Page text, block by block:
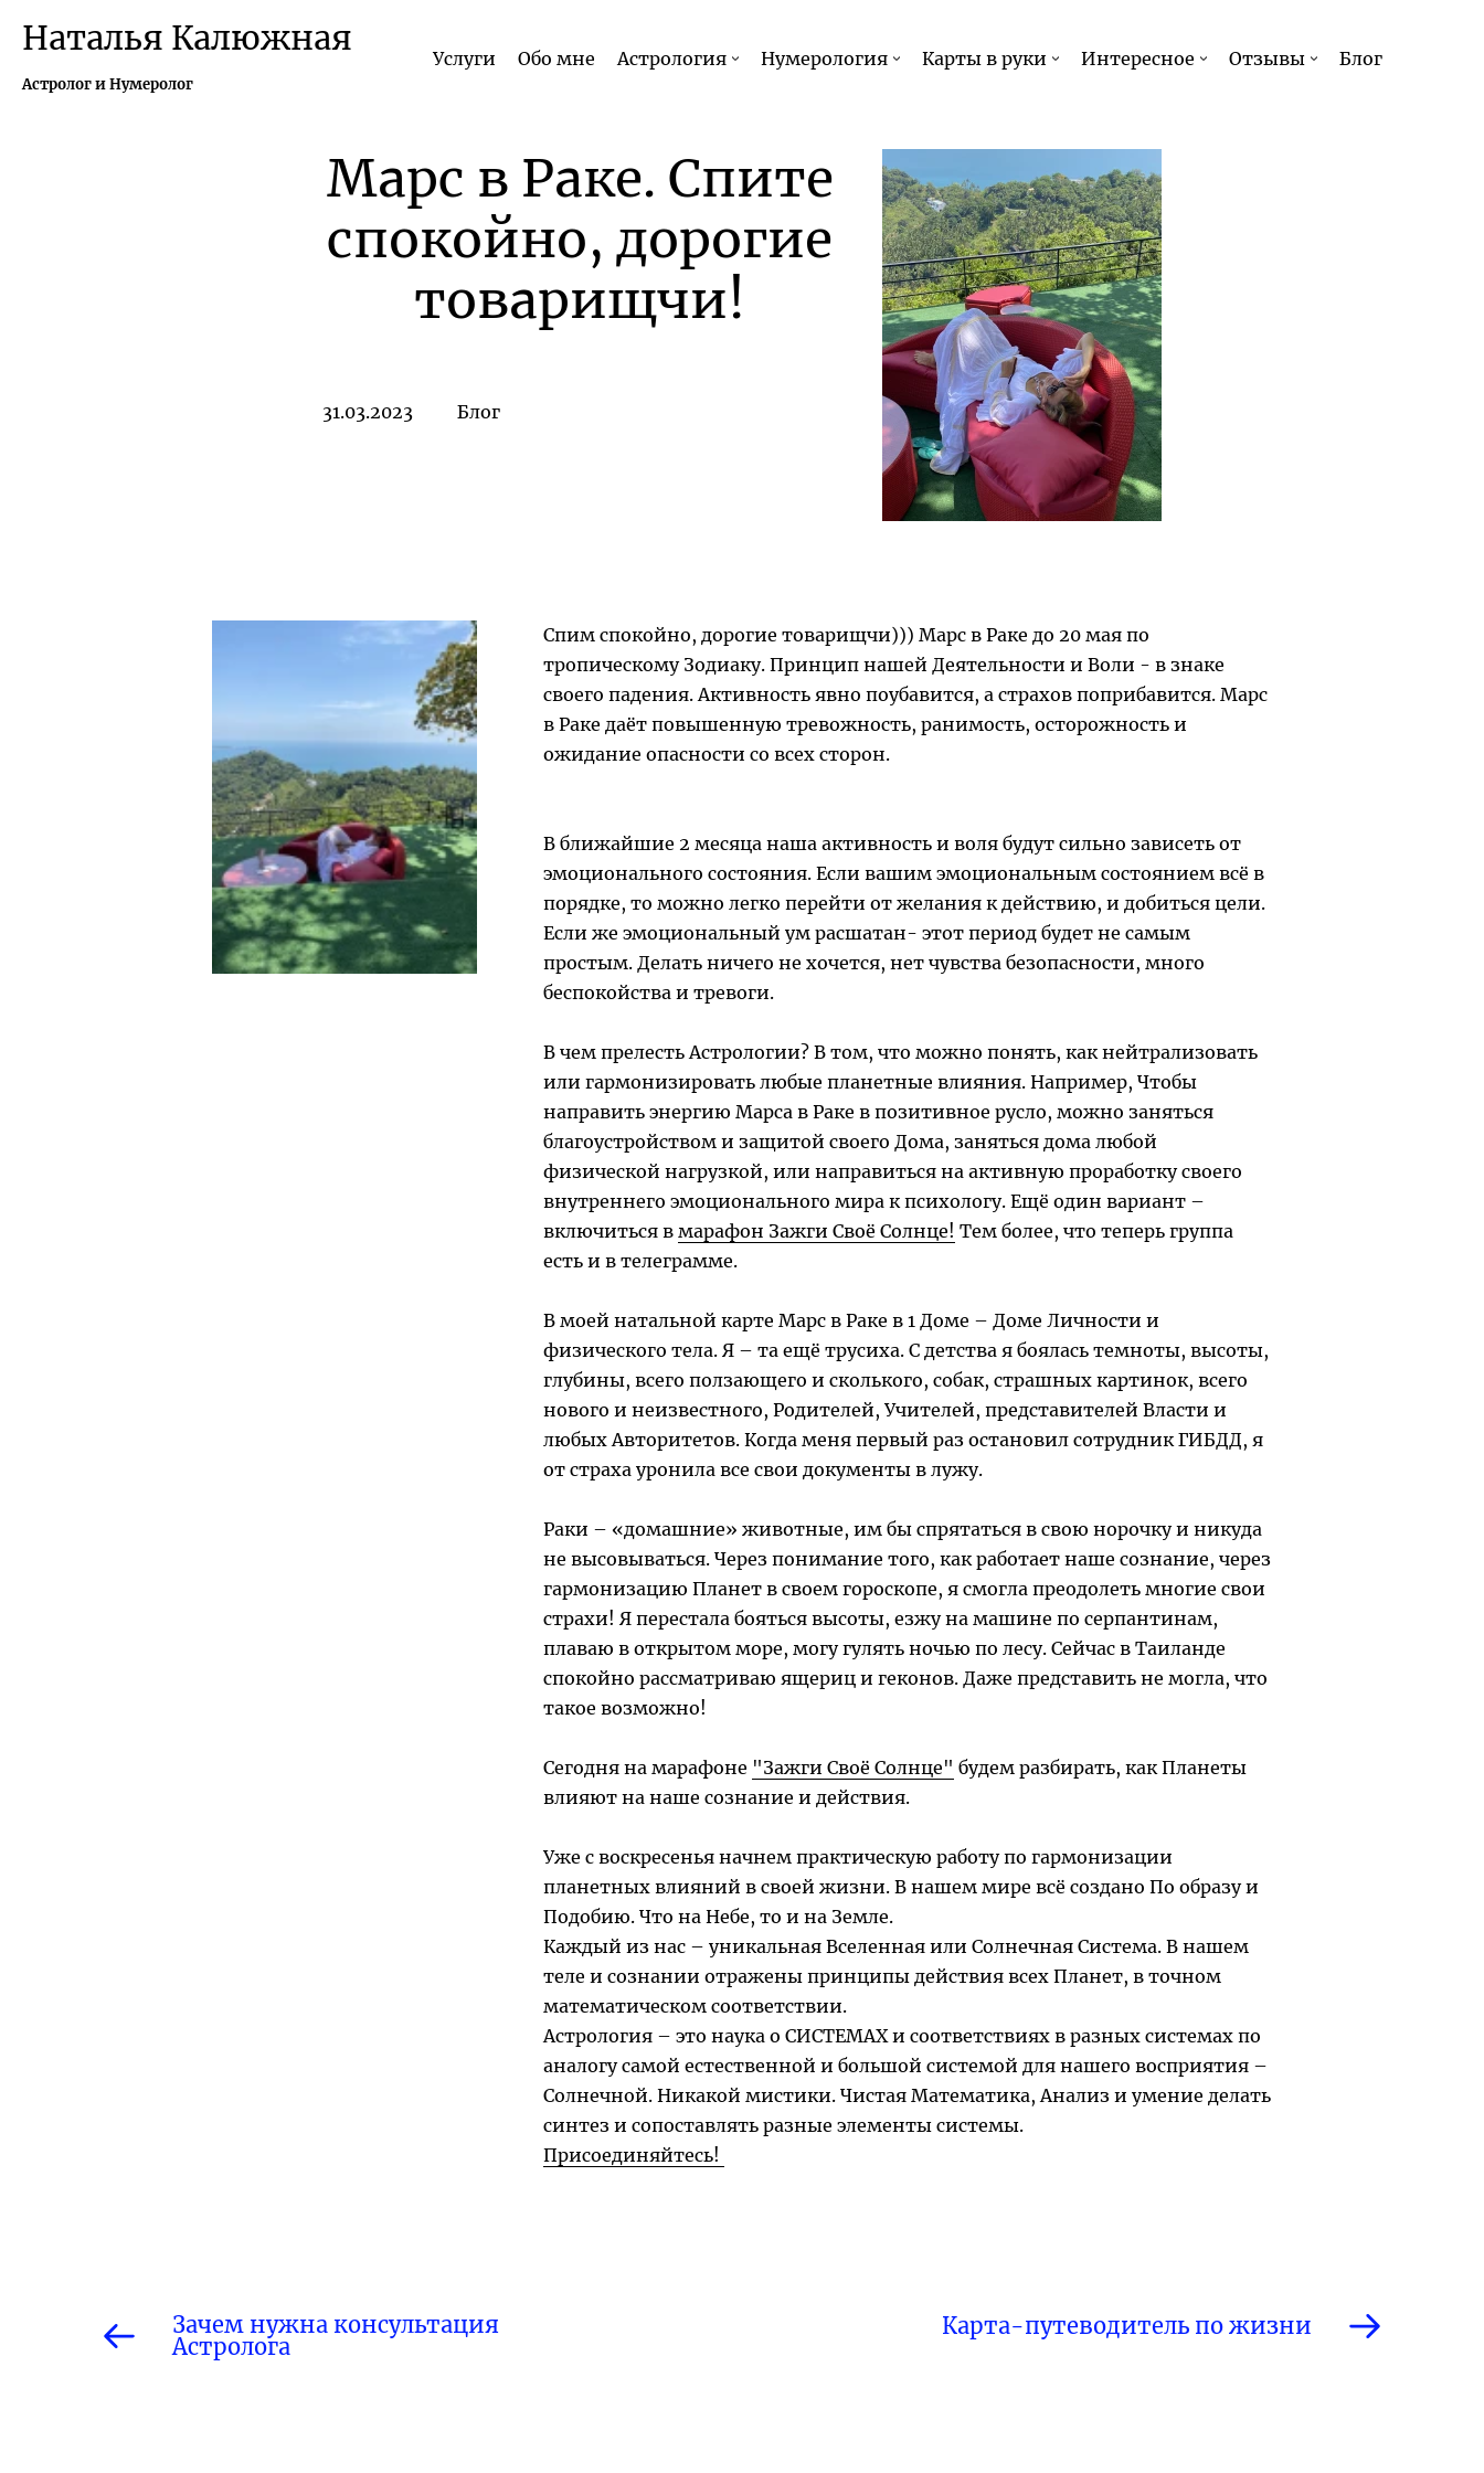
Наталья Калюжная
Астролог и Нумеролог
Услуги Обо мне Астрология Нумерология Карты в руки Интересное Отзывы Блог
Марс в Раке. Спите
спокойно, дорогие
товарищчи!
31.03.2023 Блог
Спим спокойно, дорогие товарищчи))) Марс в Раке до 20 мая по
тропическому Зодиаку. Принцип нашей Деятельности и Воли - в знаке
своего падения. Активность явно поубавится, а страхов поприбавится. Марс
в Раке даёт повышенную тревожность, ранимость, осторожность и
ожидание опасности со всех сторон.
В ближайшие 2 месяца наша активность и воля будут сильно зависеть от
эмоционального состояния. Если вашим эмоциональным состоянием всё в
порядке, то можно легко перейти от желания к действию, и добиться цели.
Если же эмоциональный ум расшатан- этот период будет не самым
простым. Делать ничего не хочется, нет чувства безопасности, много
беспокойства и тревоги.
В чем прелесть Астрологии? В том, что можно понять, как нейтрализовать
или гармонизировать любые планетные влияния. Например, Чтобы
направить энергию Марса в Раке в позитивное русло, можно заняться
благоустройством и защитой своего Дома, заняться дома любой
физической нагрузкой, или направиться на активную проработку своего
внутреннего эмоционального мира к психологу. Ещё один вариант –
включиться в марафон Зажги Своё Солнце! Тем более, что теперь группа
есть и в телеграмме.
В моей натальной карте Марс в Раке в 1 Доме – Доме Личности и
физического тела. Я – та ещё трусиха. С детства я боялась темноты, высоты,
глубины, всего ползающего и сколького, собак, страшных картинок, всего
нового и неизвестного, Родителей, Учителей, представителей Власти и
любых Авторитетов. Когда меня первый раз остановил сотрудник ГИБДД, я
от страха уронила все свои документы в лужу.
Раки – «домашние» животные, им бы спрятаться в свою норочку и никуда
не высовываться. Через понимание того, как работает наше сознание, через
гармонизацию Планет в своем гороскопе, я смогла преодолеть многие свои
страхи! Я перестала бояться высоты, езжу на машине по серпантинам,
плаваю в открытом море, могу гулять ночью по лесу. Сейчас в Таиланде
спокойно рассматриваю ящериц и геконов. Даже представить не могла, что
такое возможно!
Сегодня на марафоне "Зажги Своё Солнце" будем разбирать, как Планеты
влияют на наше сознание и действия.
Уже с воскресенья начнем практическую работу по гармонизации
планетных влияний в своей жизни. В нашем мире всё создано По образу и
Подобию. Что на Небе, то и на Земле.
Каждый из нас – уникальная Вселенная или Солнечная Система. В нашем
теле и сознании отражены принципы действия всех Планет, в точном
математическом соответствии.
Астрология – это наука о СИСТЕМАХ и соответствиях в разных системах по
аналогу самой естественной и большой системой для нашего восприятия –
Солнечной. Никакой мистики. Чистая Математика, Анализ и умение делать
синтез и сопоставлять разные элементы системы.
Присоединяйтесь!
Зачем нужна консультация
Астролога
Карта-путеводитель по жизни